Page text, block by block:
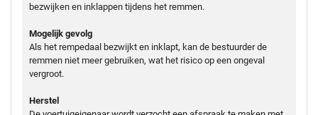
bezwijken en inklappen tijdens het remmen.
Mogelijk gevolg
Als het rempedaal bezwijkt en inklapt, kan de bestuurder de
remmen niet meer gebruiken, wat het risico op een ongeval
vergroot.
Herstel